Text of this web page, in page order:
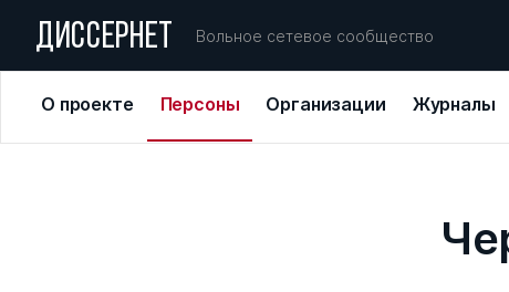
ДИССЕРНЕТ Вольное сетевое сообщество
О проекте Персоны Организации Журналы